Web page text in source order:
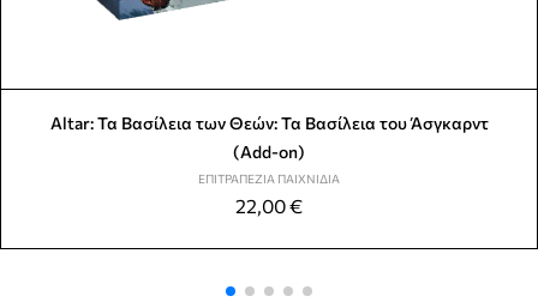
Altar: Τα Βασίλεια των Θεών: Τα Βασίλεια του Άσγκαρντ
(Add-on)
ΕΠΙΤΡΑΠΈΖΙΑ ΠΑΙΧΝΊΔΙΑ
22,00€